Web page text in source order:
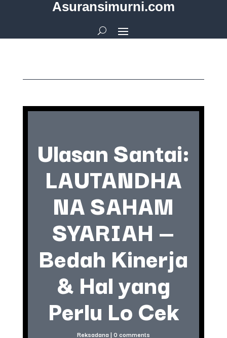
Asuransimurni.com
Ulasan Santai:
LAUTANDHA
NA SAHAM
SYARIAH —
Bedah Kinerja
& Hal yang
Perlu Lo Cek
Reksadana | 0 comments